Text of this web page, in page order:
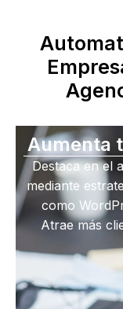
Aumenta
Destaca en el
mediante
como
Atrae más